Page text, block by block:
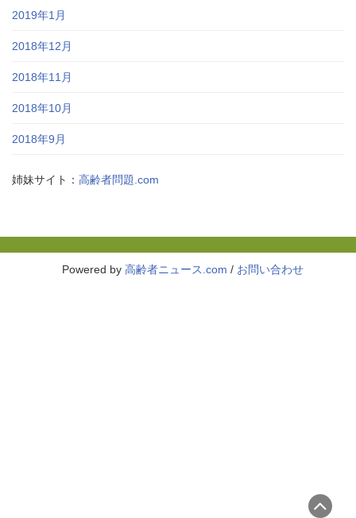
2019年1月
2018年12月
2018年11月
2018年10月
2018年9月
姉妹サイト： 高齢者問題.com
Powered by 高齢者ニュース.com / お問い合わせ